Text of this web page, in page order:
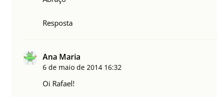
Resposta
Ana Maria
6 de maio de 2014 16:32
Oi Rafael!